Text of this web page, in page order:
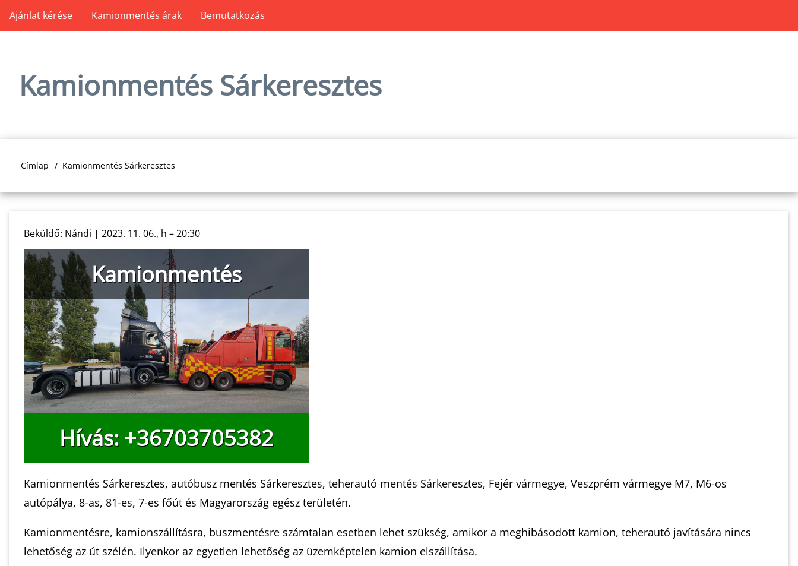
Ugrás
a Main
Ajánlat kérése Kamionmentés árak Bemutatkozás
Kamionmentés Sárkeresztes
Morzsa
Címlap Kamionmentés Sárkeresztes
Beküldő: Nándi | 2023. 11. 06., h – 20:30
Kamionmentés
Hívás: +36703705382
Kamionmentés Sárkeresztes, autóbusz mentés Sárkeresztes, teherautó mentés Sárkeresztes, Fejér vármegye, Veszprém vármegye M7, M6-os
autópálya, 8-as, 81-es, 7-es főút és Magyarország egész területén.
Kamionmentésre, kamionszállításra, buszmentésre számtalan esetben lehet szükség, amikor a meghibásodott kamion, teherautó javítására nincs
lehetőség az út szélén. Ilyenkor az egyetlen lehetőség az üzemképtelen kamion elszállítása.